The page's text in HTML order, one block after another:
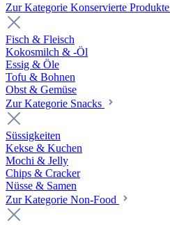
Zur Kategorie Konservierte Produkte
Fisch & Fleisch
Kokosmilch & -Öl
Essig & Öle
Tofu & Bohnen
Obst & Gemüse
Zur Kategorie Snacks
Süssigkeiten
Kekse & Kuchen
Mochi & Jelly
Chips & Cracker
Nüsse & Samen
Zur Kategorie Non-Food